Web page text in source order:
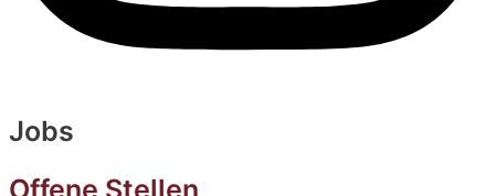
Jobs
Offene Stellen